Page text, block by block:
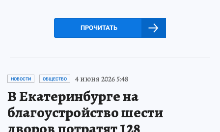
ПРОЧИТАТЬ
НОВОСТИ ОБЩЕСТВО 4 июня 2026 5:48
В Екатеринбурге на
благоустройство шести